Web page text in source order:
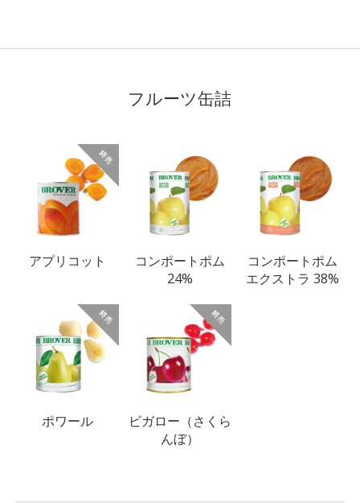
フルーツ缶詰
アプリコット
コンポートポム
24%
コンポートポム
エクストラ 38%
ポワール
ビガロー（さくら
んぼ）